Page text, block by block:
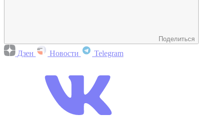
Поделиться
Дзен Новости Telegram